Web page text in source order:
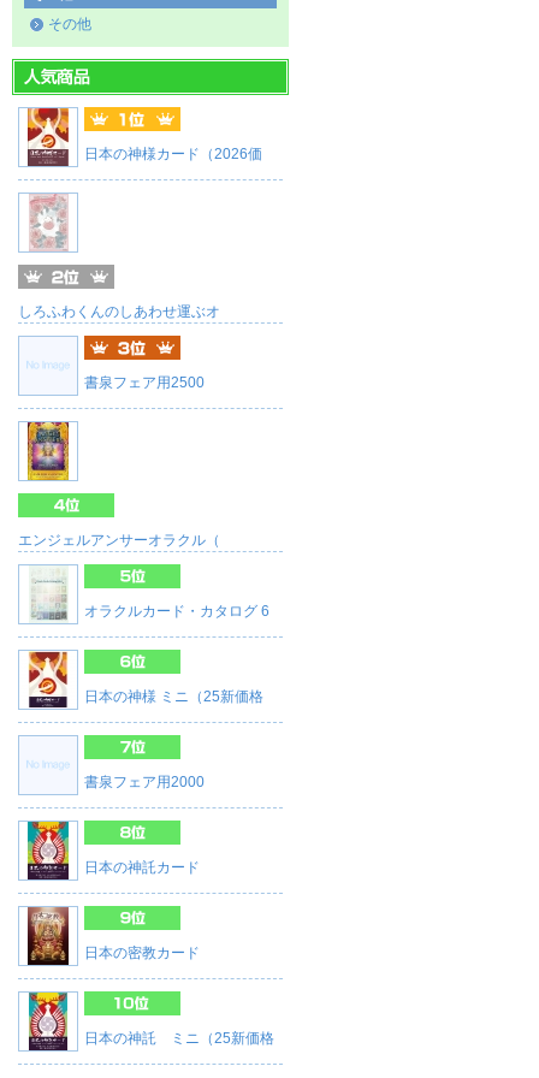
その他
日本の神様カード（2026価
しろふわくんのしあわせ運ぶオ
書泉フェア用2500
エンジェルアンサーオラクル（
オラクルカード・カタログ 6
日本の神様 ミニ（25新価格
書泉フェア用2000
日本の神託カード
日本の密教カード
日本の神託 ミニ（25新価格